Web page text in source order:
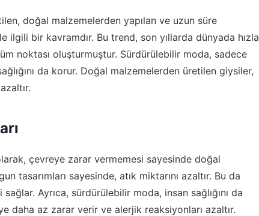
doğal malzemelerden yapılan ve uzun süre
ilgili bir kavramdır. Bu trend, son yıllarda dünyada hızla
noktası oluşturmuştur. Sürdürülebilir moda, sadece
da korur. Doğal malzemelerden üretilen giysiler,
çevreye zarar vermemesi sayesinde doğal
tasarımları sayesinde, atık miktarını azaltır. Bu da
Ayrıca, sürdürülebilir moda, insan sağlığını da
daha az zarar verir ve alerjik reaksiyonları azaltır.